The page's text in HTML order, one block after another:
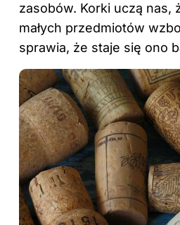
zasobów. Korki uczą nas,
małych przedmiotów
sprawia, że staje się ono